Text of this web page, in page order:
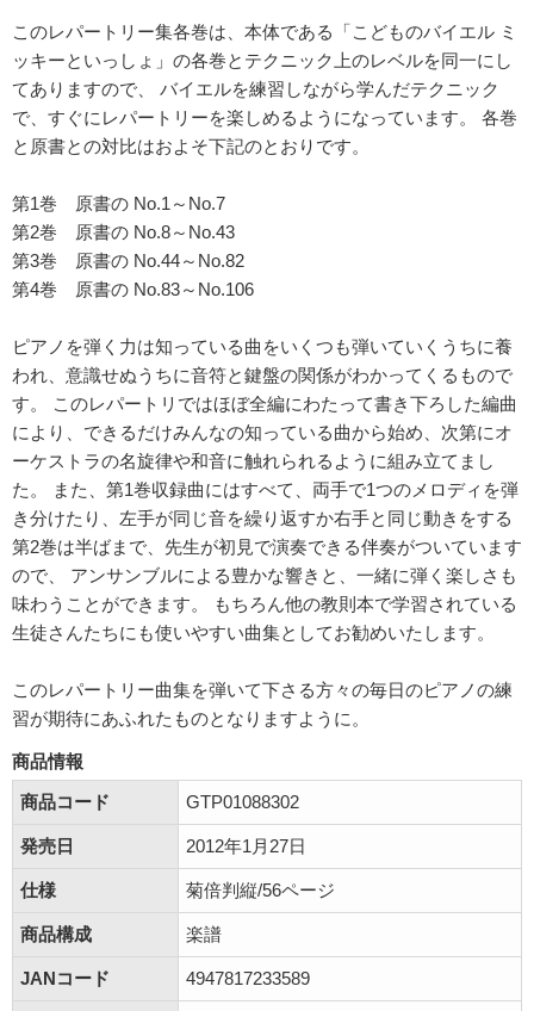
このレパートリー集各巻は、本体である「こどものバイエル ミ
ッキーといっしょ」の各巻とテクニック上のレベルを同一にし
てありますので、 バイエルを練習しながら学んだテクニック
で、すぐにレパートリーを楽しめるようになっています。 各巻
と原書との対比はおよそ下記のとおりです。
第1巻 原書の No.1～No.7
第2巻 原書の No.8～No.43
第3巻 原書の No.44～No.82
第4巻 原書の No.83～No.106
ピアノを弾く力は知っている曲をいくつも弾いていくうちに養
われ、意識せぬうちに音符と鍵盤の関係がわかってくるもので
す。 このレパートリではほぼ全編にわたって書き下ろした編曲
により、できるだけみんなの知っている曲から始め、次第にオ
ーケストラの名旋律や和音に触れられるように組み立てまし
た。 また、第1巻収録曲にはすべて、両手で1つのメロディを弾
き分けたり、左手が同じ音を繰り返すか右手と同じ動きをする
第2巻は半ばまで、先生が初見で演奏できる伴奏がついています
ので、 アンサンブルによる豊かな響きと、一緒に弾く楽しさも
味わうことができます。 もちろん他の教則本で学習されている
生徒さんたちにも使いやすい曲集としてお勧めいたします。
このレパートリー曲集を弾いて下さる方々の毎日のピアノの練
習が期待にあふれたものとなりますように。
商品情報
商品コード
GTP01088302
発売日 2012年1月27日
仕様 菊倍判縦/56ページ
商品構成 楽譜
JANコード 4947817233589